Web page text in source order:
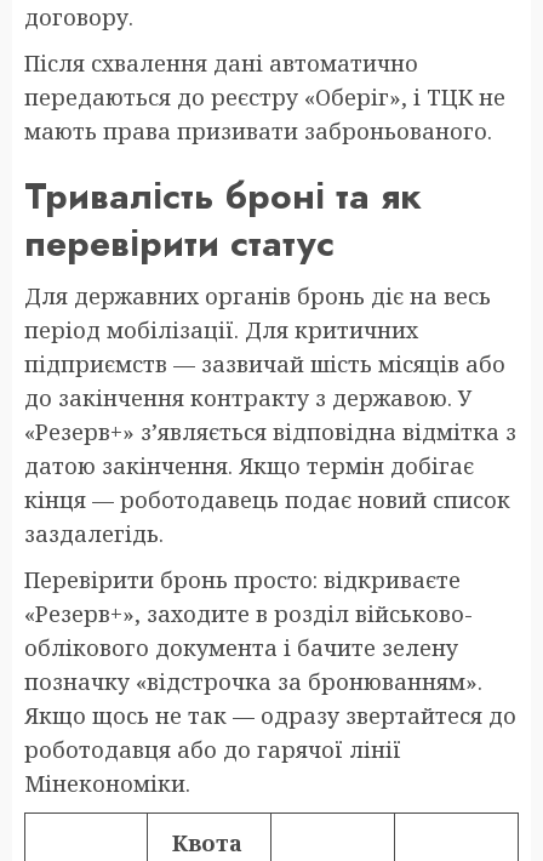
договору.
Після схвалення дані автоматично
передаються до реєстру «Оберіг», і ТЦК не
мають права призивати заброньованого.
Тривалість броні та як
перевірити статус
Для державних органів бронь діє на весь
період мобілізації. Для критичних
підприємств — зазвичай шість місяців або
до закінчення контракту з державою. У
«Резерв+» з’являється відповідна відмітка з
датою закінчення. Якщо термін добігає
кінця — роботодавець подає новий список
заздалегідь.
Перевірити бронь просто: відкриваєте
«Резерв+», заходите в розділ військово-
облікового документа і бачите зелену
позначку «відстрочка за бронюванням».
Якщо щось не так — одразу звертайтеся до
роботодавця або до гарячої лінії
Мінекономіки.
Квота